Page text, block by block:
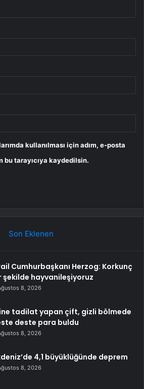
kullanılması için adım, e-posta
bu tarayıcıya kaydedilsin.
Son Eklenen
Cumhurbaşkanı Herzog: Korkunç
şekilde hayvanileşiyoruz
8, 2026
tadilat yapan çift, gizli bölmede
deste para buldu
8, 2026
4,1 büyüklüğünde deprem
8, 2026